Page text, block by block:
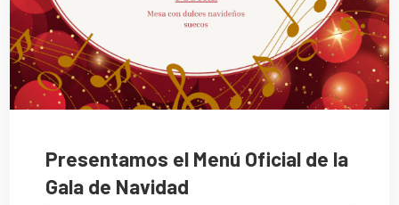
Presentamos el Menú Oficial de la
Gala de Navidad